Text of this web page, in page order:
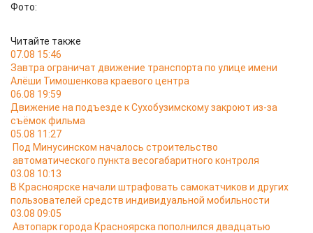
Фото:
Читайте также
07.08 15:46
Завтра ограничат движение транспорта по улице имени
Алёши Тимошенкова краевого центра
06.08 19:59
Движение на подъезде к Сухобузимскому закроют из-за
съёмок фильма
05.08 11:27
Под Минусинском началось строительство
автоматического пункта весогабаритного контроля
03.08 10:13
В Красноярске начали штрафовать самокатчиков и других
пользователей средств индивидуальной мобильности
03.08 09:05
Автопарк города Красноярска пополнился двадцатью